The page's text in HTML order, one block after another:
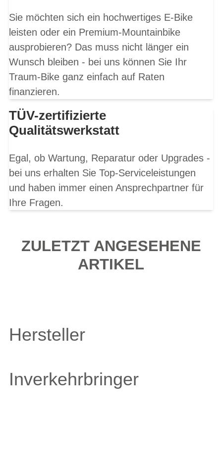
Sie möchten sich ein hochwertiges E-Bike
leisten oder ein Premium-Mountainbike
ausprobieren? Das muss nicht länger ein
Wunsch bleiben - bei uns können Sie Ihr
Traum-Bike ganz einfach auf Raten
finanzieren.
TÜV-zertifizierte
Qualitätswerkstatt
Egal, ob Wartung, Reparatur oder Upgrades -
bei uns erhalten Sie Top-Serviceleistungen
und haben immer einen Ansprechpartner für
Ihre Fragen.
ZULETZT ANGESEHENE
ARTIKEL
Hersteller
Inverkehrbringer